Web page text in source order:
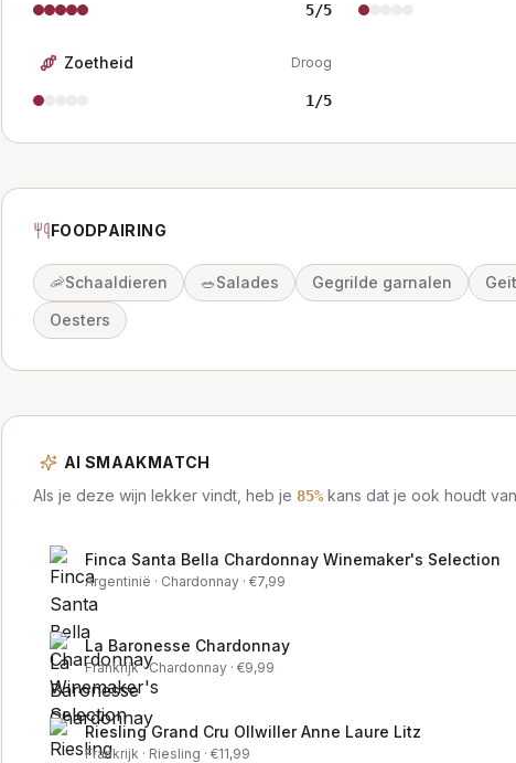
5/5
Zoetheid Droog
1 /5
FOODPAIRING
🦐Schaaldieren 🥗Salades Gegrilde garnalen
Oesters
AI SMAAKMATCH
Als je deze wijn lekker vindt, heb je 85%kans dat je ook houdt
Finca Santa Bella Chardonnay Winemaker's Selection
Argentinië · Chardonnay · €7,99
La Baronesse Chardonnay
Frankrijk· Chardonnay · €9,99
Riesling Grand Cru Ollwiller Anne Laure Litz
Frankrijk · Riesling · €11,99